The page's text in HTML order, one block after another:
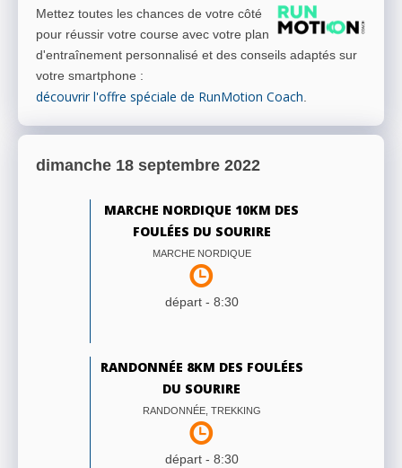
Mettez toutes les chances de votre côté
pour réussir votre course avec votre plan
d'entraînement personnalisé et des conseils adaptés sur
votre smartphone :
découvrir l'offre spéciale de RunMotion Coach.
dimanche 18 septembre 2022
MARCHE NORDIQUE 10KM DES
FOULÉES DU SOURIRE
MARCHE NORDIQUE
départ - 8:30
RANDONNÉE 8KM DES FOULÉES
DU SOURIRE
RANDONNÉE, TREKKING
départ - 8:30